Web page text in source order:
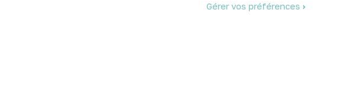
Gérer vos préférences